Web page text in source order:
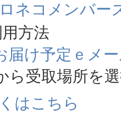
ネコメンバー
方法
届け予定ｅメ
ら受取場所を
はこちら